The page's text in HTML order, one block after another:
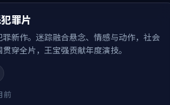
罪片
新作。迷踪融合悬念、情感与动作，社会
穿全片，王宝强贡献年度演技。
前